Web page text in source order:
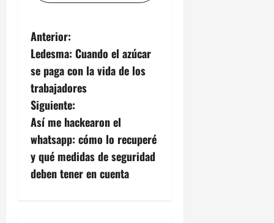
N
a
v
e
g
a
Anterior:
Ledesma: Cuando el azúcar
se paga con la vida de los
trabajadores
Siguiente:
Así me hackearon el
whatsapp: cómo lo recuperé
y qué medidas de seguridad
deben tener en cuenta